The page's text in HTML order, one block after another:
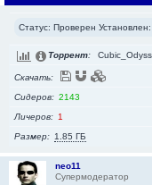
Статус: Проверен
Торрент
Скачать
Сидеров
2143
Личеров
1
Размер
1.85 ГБ
neo11
Супермодератор